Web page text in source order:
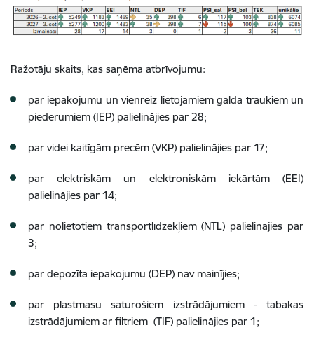
Ražotāju skaits, kas saņēma atbrīvojumu:
par iepakojumu un vienreiz lietojamiem galda traukiem un
piederumiem (IEP) palielinājies par 28;
par videi kaitīgām precēm (VKP) palielinājies par 17;
par elektriskām un elektroniskām iekārtām (EEI)
palielinājies par 14;
par nolietotiem transportlīdzekļiem (NTL) palielinājies par
3;
par depozīta iepakojumu (DEP) nav mainījies;
par plastmasu saturošiem izstrādājumiem - tabakas
izstrādājumiem ar filtriem (TIF) palielinājies par 1;